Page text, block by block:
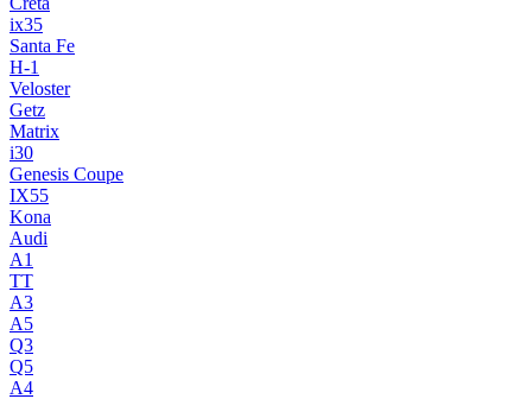
ix35
Santa Fe
H-1
Veloster
Getz
Matrix
i30
Genesis Coupe
IX55
Kona
Audi
A1
TT
A3
A5
Q3
Q5
A4